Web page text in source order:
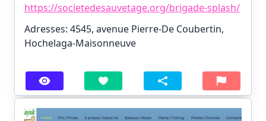
https://societedesauvetage.org/brigade-splash/
Adresses: 4545, avenue Pierre-De Coubertin,
Hochelaga-Maisonneuve